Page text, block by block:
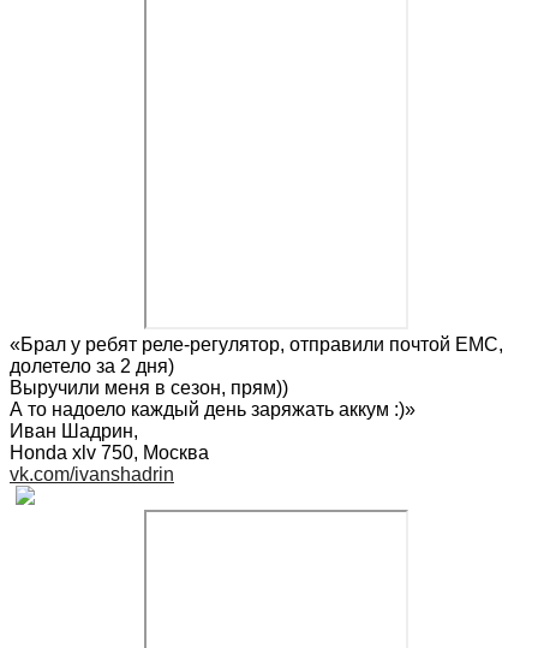
«Брал у ребят реле-регулятор, отправили почтой ЕМС,
долетело за 2 дня)
Выручили меня в сезон, прям))
А то надоело каждый день заряжать аккум :)»
Иван Шадрин,
Honda xlv 750, Москва
vk.com/ivanshadrin